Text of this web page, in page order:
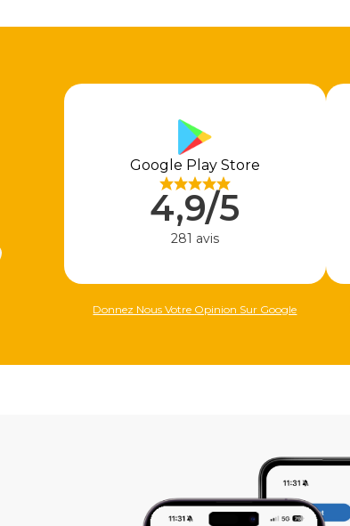
Google Play Store
4,9/5
281 avis
Donnez Nous Votre Opinion Sur Google